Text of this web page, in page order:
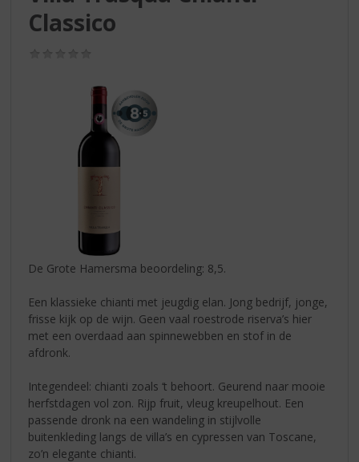
Classico
De Grote Hamersma beoordeling: 8,5.
Een klassieke chianti met jeugdig elan. Jong bedrijf, jonge,
frisse kijk op de wijn. Geen vaal roestrode riserva’s hier
met een overdaad aan spinnewebben en stof in de
afdronk.
Integendeel: chianti zoals ‘t behoort. Geurend naar mooie
herfstdagen vol zon. Rijp fruit, vleug kreupelhout. Een
passende dronk na een wandeling in stijlvolle
buitenkleding langs de villa’s en cypressen van Toscane,
zo’n elegante chianti.